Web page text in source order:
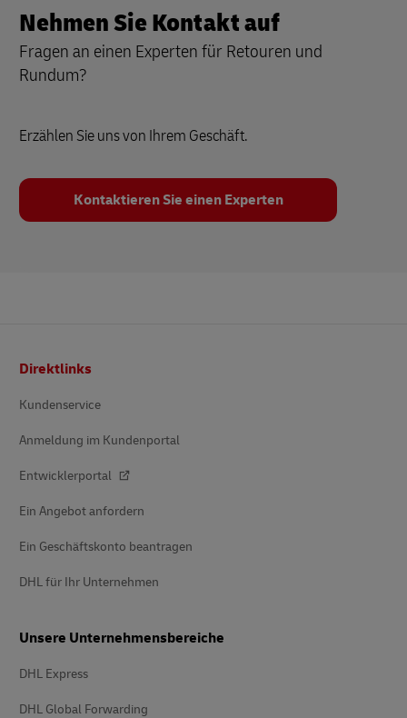
Nehmen Sie Kontakt auf
Fragen an einen Experten für Retouren und
Rundum?
Erzählen Sie uns von Ihrem Geschäft.
Kontaktieren Sie einen Experten
Direktlinks
Kundenservice
Anmeldung im Kundenportal
Entwicklerportal
Ein Angebot anfordern
Ein Geschäftskonto beantragen
DHL für Ihr Unternehmen
Unsere Unternehmensbereiche
DHL Express
DHL Global Forwarding